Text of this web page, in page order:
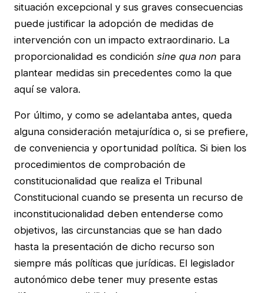
situación excepcional y sus graves consecuencias
puede justificar la adopción de medidas de
intervención con un impacto extraordinario. La
proporcionalidad es condición sine qua non para
plantear medidas sin precedentes como la que
aquí se valora.
Por último, y como se adelantaba antes, queda
alguna consideración metajurídica o, si se prefiere,
de conveniencia y oportunidad política. Si bien los
procedimientos de comprobación de
constitucionalidad que realiza el Tribunal
Constitucional cuando se presenta un recurso de
inconstitucionalidad deben entenderse como
objetivos, las circunstancias que se han dado
hasta la presentación de dicho recurso son
siempre más políticas que jurídicas. El legislador
autonómico debe tener muy presente estas